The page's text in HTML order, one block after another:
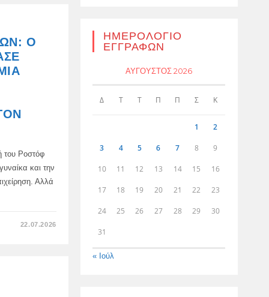
Ο
του Ροστόφ
και την
Αλλά
22.07.2026
ΗΜΕΡΟΛΌΓΙΟ
ΕΓΓΡΑΦΏΝ
ΑΎΓΟΥΣΤΟΣ 2026
Δ Τ Τ Π Π Σ Κ
1 2
3 4 5 6 7 8 9
10 11 12 13 14 15 16
17 18 19 20 21 22 23
24 25 26 27 28 29 30
31
« Ιούλ